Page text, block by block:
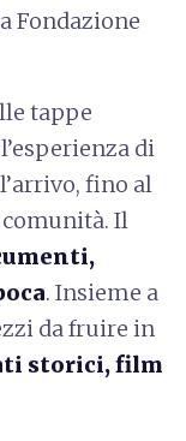
Fondazione
tappe
di
fino al
comunità. Il
. Insieme a
da fruire in
storici, film